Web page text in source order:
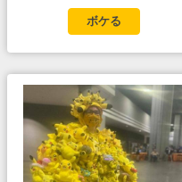
ボケる